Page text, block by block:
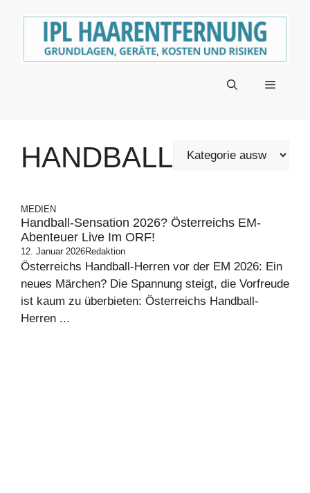
Menü
HANDBALL
MEDIEN
Handball-Sensation 2026? Österreichs EM-
Abenteuer Live Im ORF!
12. Januar 2026Redaktion
Österreichs Handball-Herren vor der EM 2026: Ein
neues Märchen? Die Spannung steigt, die Vorfreude
ist kaum zu überbieten: Österreichs Handball-
Herren ...